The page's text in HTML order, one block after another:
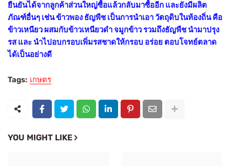
ยืนยันได้จากลูกค้าส่วนใหญ่ซื้อแล้วกลับมาซื้ออีก และยังมีผลิต
ภัณฑ์อื่นๆ เช่น ข้าวพอง ธัญพืช เป็นการนำเอา วัตถุดิบในท้องถิ่น คือ
ข้าวเหนียว ผสมกับข้าวเหนียวดำ จมูกข้าว รวมถึงธัญพืช นำมาปรุง
รส และ นำไปอบกรอบเพิ่มรสชาดให้กรอบ อร่อย ตอบโจทย์ตลาด
ได้เป็นอย่างดี
Tags: เกษตร
YOU MIGHT LIKE